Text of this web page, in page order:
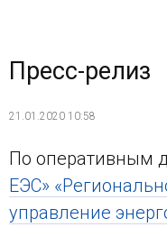
Пресс-релиз
21.01.2020 10:58
По оперативным
ЕЭС»
управление